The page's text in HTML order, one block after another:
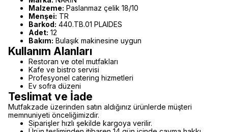
Malzeme: Paslanmaz çelik 18/10
Menşei: TR
Barkod: 440.TB.01 PLAIDES
Adet: 12
Bakım: Bulaşık makinesine uygun
Kullanım Alanları
Restoran ve otel mutfakları
Kafe ve bistro servisi
Profesyonel catering hizmetleri
Ev sofra düzeni
Teslimat ve İade
Mutfakzade üzerinden satın aldığınız ürünlerde müşteri
memnuniyeti önceliğimizdir.
Siparişler hızlı şekilde kargoya verilir.